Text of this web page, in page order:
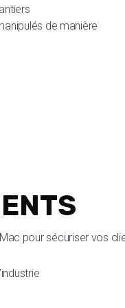
de manière
pour sécuriser vos